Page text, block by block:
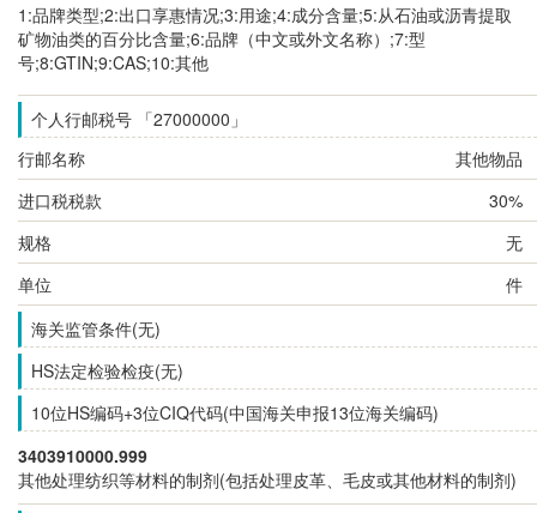
1:品牌类型;2:出口享惠情况;3:用途;4:成分含量;5:从石油或沥青提取
矿物油类的百分比含量;6:品牌（中文或外文名称）;7:型
号;8:GTIN;9:CAS;10:其他
个人行邮税号 「27000000」
行邮名称
其他物品
进口税税款
30%
规格
无
单位
件
海关监管条件(无)
HS法定检验检疫(无)
10位HS编码+3位CIQ代码(中国海关申报13位海关编码)
3403910000.999
其他处理纺织等材料的制剂(包括处理皮革、毛皮或其他材料的制剂)